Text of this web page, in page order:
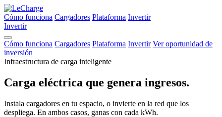
Cómo funciona Cargadores Plataforma Invertir
Invertir
Cómo funciona Cargadores Plataforma Invertir Ver oportunidad de
inversión
Infraestructura de carga inteligente
Carga eléctrica que genera ingresos.
Instala cargadores en tu espacio, o invierte en la red que los
despliega. En ambos casos, ganas con cada kWh.